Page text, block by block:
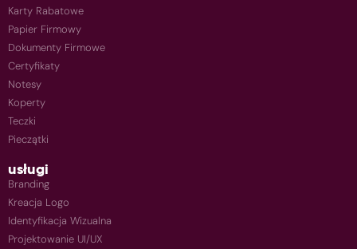
Karty Rabatowe
Papier Firmowy
Dokumenty Firmowe
Certyfikaty
Notesy
Koperty
Teczki
Pieczątki
usługi
Branding
Kreacja Logo
Identyfikacja Wizualna
Projektowanie UI/UX